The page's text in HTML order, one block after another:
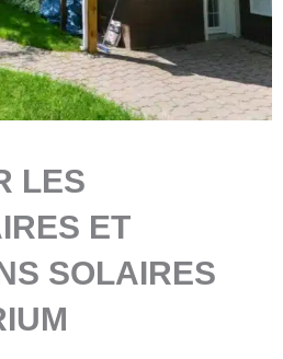
LES
ET
SOLAIRES